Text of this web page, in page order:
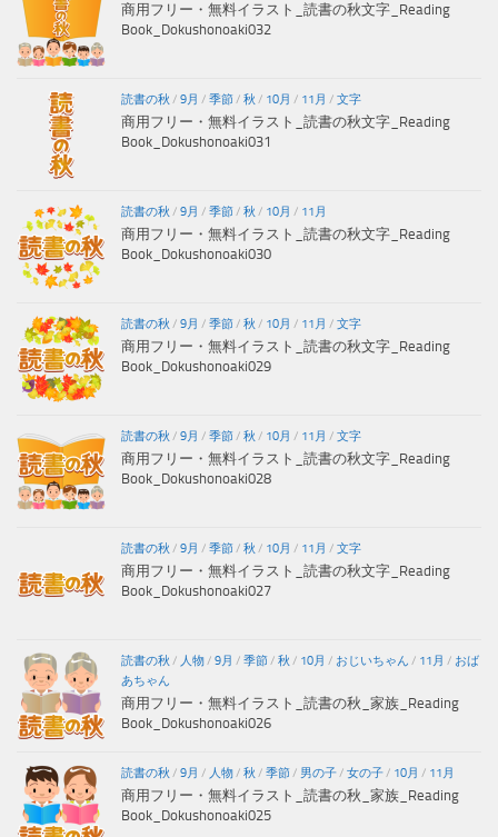
商用フリー・無料イラスト_読書の秋文字_Reading
Book_Dokushonoaki032
読書の秋 / 9月 / 季節/ 秋 / 10月 / 11月 / 文字
商用フリー・無料イラスト_読書の秋文字_Reading
Book_Dokushonoaki031
読書の秋 / 9月 / 季節/ 秋 / 10月 / 11月
商用フリー・無料イラスト_読書の秋文字_Reading
Book_Dokushonoaki030
読書の秋 / 9月 / 季節/ 秋 / 10月 / 11月 / 文字
商用フリー・無料イラスト_読書の秋文字_Reading
Book_Dokushonoaki029
読書の秋 / 9月 / 季節/ 秋 / 10月 / 11月 / 文字
商用フリー・無料イラスト_読書の秋文字_Reading
Book_Dokushonoaki028
読書の秋 / 9月 / 季節/ 秋 / 10月 / 11月 / 文字
商用フリー・無料イラスト_読書の秋文字_Reading
Book_Dokushonoaki027
読書の秋 / 人物/ 9月 / 季節/ 秋 / 10月 / おじいちゃん / 11月 / おば
あちゃん
商用フリー・無料イラスト_読書の秋_家族_Reading
Book_Dokushonoaki026
読書の秋 / 9月 / 人物/ 秋 / 季節/ 男の子/ 女の子/ 10月 / 11月
商用フリー・無料イラスト_読書の秋_家族_Reading
Book_Dokushonoaki025